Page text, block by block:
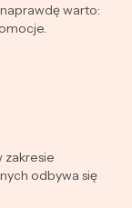
warto:
zakresie
odbywa się